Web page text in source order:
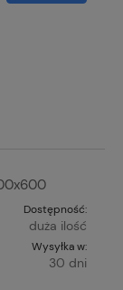
Dostępność:
duża ilość
Wysyłka w:
30 dni